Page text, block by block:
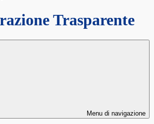
Trasparente
Menu di navigazione